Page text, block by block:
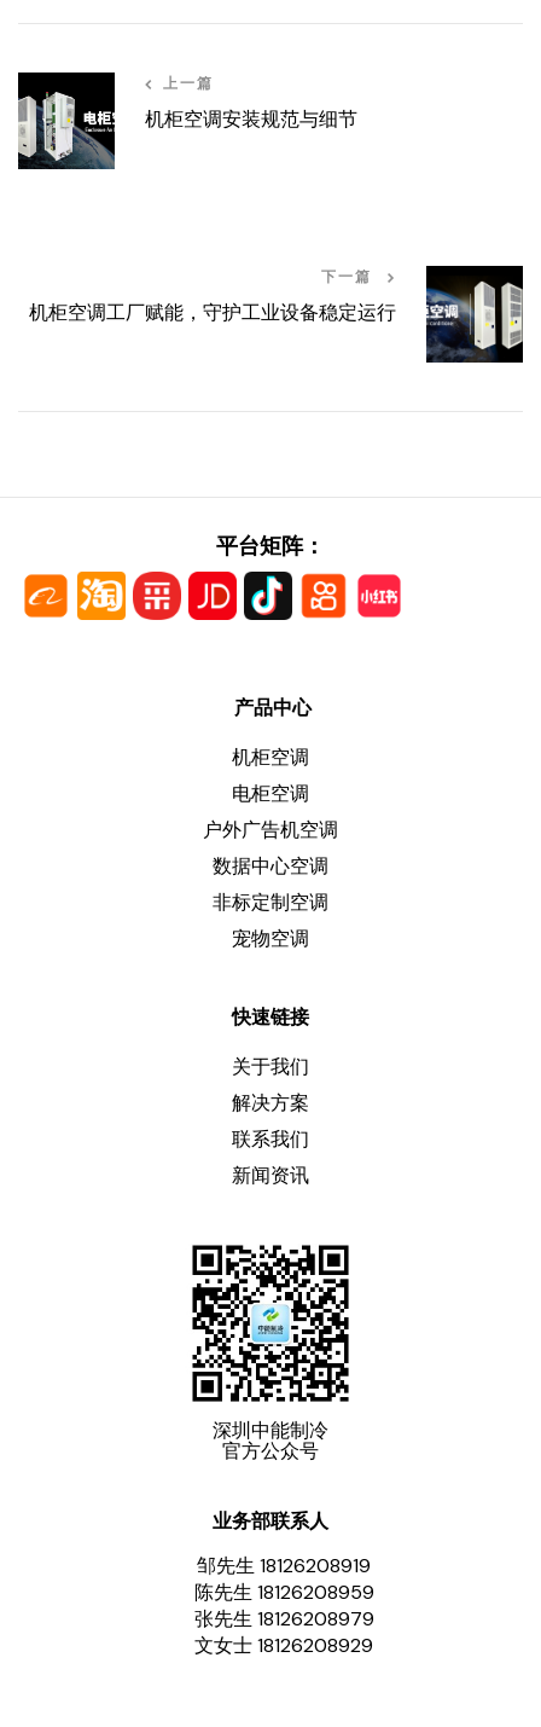
上一篇
机柜空调安装规范与细节
下一篇
机柜空调工厂赋能，守护工业设备稳定运行
平台矩阵：
产品中心
机柜空调
电柜空调
户外广告机空调
数据中心空调
非标定制空调
宠物空调
快速链接
关于我们
解决方案
联系我们
新闻资讯
深圳中能制冷
官方公众号
业务部联系人
邹先生 18126208919
陈先生 18126208959
张先生 18126208979
文女士 18126208929